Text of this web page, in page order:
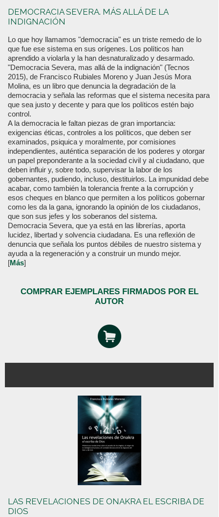
DEMOCRACIA SEVERA. MÁS ALLÁ DE LA
INDIGNACIÓN
Lo que hoy llamamos "democracia" es un triste remedo de lo
que fue ese sistema en sus orígenes. Los políticos han
aprendido a violarla y la han desnaturalizado y desarmado.
"Democracia Severa, mas allá de la indignación" (Tecnos
2015), de Francisco Rubiales Moreno y Juan Jesús Mora
Molina, es un libro que denuncia la degradación de la
democracia y señala las reformas que el sistema necesita para
que sea justo y decente y para que los políticos estén bajo
control.
A la democracia le faltan piezas de gran importancia:
exigencias éticas, controles a los políticos, que deben ser
examinados, psiquica y moralmente, por comisiones
independientes, auténtica separación de los poderes y otorgar
un papel preponderante a la sociedad civil y al ciudadano, que
deben influir y, sobre todo, supervisar la labor de los
gobernantes, pudiendo, incluso, destituirlos. La impunidad debe
acabar, como también la tolerancia frente a la corrupción y
esos cheques en blanco que permiten a los políticos gobernar
como les da la gana, ignorando la opinión de los ciudadanos,
que son sus jefes y los soberanos del sistema.
Democracia Severa, que ya está en las librerías, aporta
lucidez, libertad y solvencia ciudadana. Es una reflexión de
denuncia que señala los puntos débiles de nuestro sistema y
ayuda a la regeneración y a construir un mundo mejor.
[Más]
COMPRAR EJEMPLARES FIRMADOS POR EL
AUTOR
LAS REVELACIONES DE ONAKRA EL ESCRIBA DE
DIOS